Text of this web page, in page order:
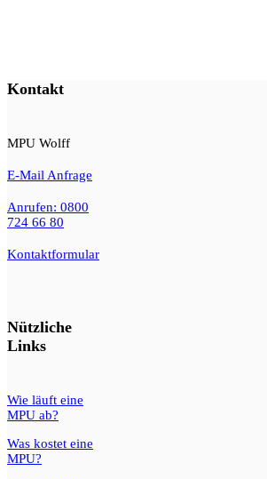
Kontakt
MPU Wolff
E-Mail Anfrage
Anrufen: 0800
724 66 80
Kontaktformular
Nützliche
Links
Wie läuft eine
MPU ab?
Was kostet eine
MPU?